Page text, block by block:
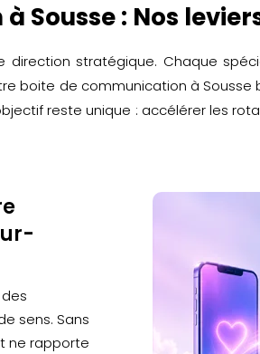
Sousse : Nos
direction stratégique. Chaque
boite de communication à
reste unique : accélérer les
sens. Sans
ne rapporte